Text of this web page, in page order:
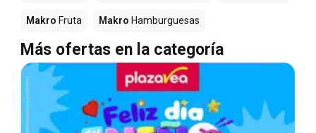
Makro Fruta Makro Hamburguesas
Más ofertas en la categoría